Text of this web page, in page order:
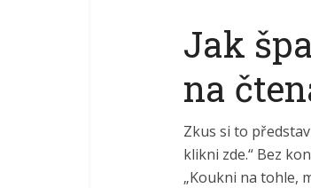
Jak
na
Zkus si to
klikni zde.“ Bez
„Koukni na tohle,